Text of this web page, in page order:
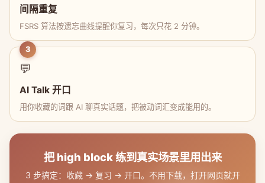
间隔重复
FSRS 算法按遗忘曲线提醒你复习，每次只花 2 分钟。
3
💬
AI Talk 开口
用你收藏的词跟 AI 聊真实话题，把被动词汇变成能用的。
把 high block 练到真实场景里用出来
3 步搞定：收藏 → 复习 → 开口。不用下载，打开网页就开